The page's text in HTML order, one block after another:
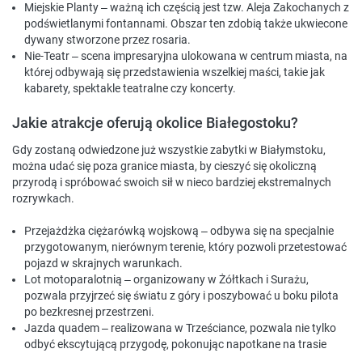
Miejskie Planty– ważną ich częścią jest tzw. Aleja Zakochanych z
podświetlanymi fontannami. Obszar ten zdobią także ukwiecone
dywany stworzone przez rosaria.
Nie-Teatr– scena impresaryjna ulokowana w centrum miasta, na
której odbywają się przedstawienia wszelkiej maści, takie jak
kabarety, spektakle teatralne czy koncerty.
Jakie atrakcje oferują okolice Białegostoku?
Gdy zostaną odwiedzone już wszystkie zabytki w Białymstoku,
można udać się poza granice miasta, by cieszyć się okoliczną
przyrodą i spróbować swoich sił w nieco bardziej ekstremalnych
rozrywkach.
Przejażdżka ciężarówką wojskową – odbywa się na specjalnie
przygotowanym, nierównym terenie, który pozwoli przetestować
pojazd w skrajnych warunkach.
Lot motoparalotnią – organizowany w Żółtkach i Surażu,
pozwala przyjrzeć się światu z góry i poszybować u boku pilota
po bezkresnej przestrzeni.
Jazda quadem – realizowana w Trześciance, pozwala nie tylko
odbyć ekscytującą przygodę, pokonując napotkane na trasie